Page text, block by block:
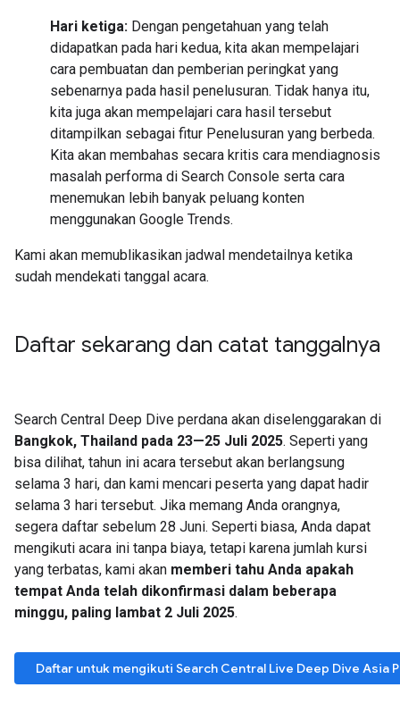
Hari ketiga: Dengan pengetahuan yang telah
didapatkan pada hari kedua, kita akan mempelajari
cara pembuatan dan pemberian peringkat yang
sebenarnya pada hasil penelusuran. Tidak hanya itu,
kita juga akan mempelajari cara hasil tersebut
ditampilkan sebagai fitur Penelusuran yang berbeda.
Kita akan membahas secara kritis cara mendiagnosis
masalah performa di Search Console serta cara
menemukan lebih banyak peluang konten
menggunakan Google Trends.
Kami akan memublikasikan jadwal mendetailnya ketika
sudah mendekati tanggal acara.
Daftar sekarang dan catat tanggalnya
Search Central Deep Dive perdana akan diselenggarakan di
Bangkok, Thailand pada 23—25 Juli 2025. Seperti yang
bisa dilihat, tahun ini acara tersebut akan berlangsung
selama 3 hari, dan kami mencari peserta yang dapat hadir
selama 3 hari tersebut. Jika memang Anda orangnya,
segera daftar sebelum 28 Juni. Seperti biasa, Anda dapat
mengikuti acara ini tanpa biaya, tetapi karena jumlah kursi
yang terbatas, kami akan memberi tahu Anda apakah
tempat Anda telah dikonfirmasi dalam beberapa
minggu, paling lambat 2 Juli 2025.
Daftar untuk mengikuti Search Central Live Deep Dive Asia